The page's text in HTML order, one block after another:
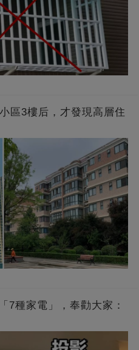
區3樓后，才發現高層住
7種家電」，奉勸大家：